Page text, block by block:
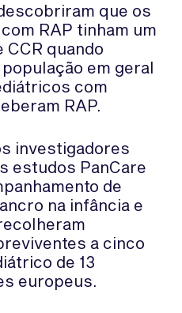
que os
RAP tinham um
CCR quando
em geral
com
RAP.
investigadores
estudos PanCare
de
na infância e
a cinco
de 13
europeus.